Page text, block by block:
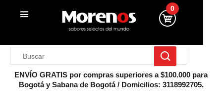
0
ENVÍO GRATIS por compras superiores a $100.000 para
Bogotá y Sabana de Bogotá / Domicilios: 3118992705.